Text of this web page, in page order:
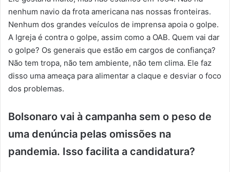
nenhum navio da frota americana nas nossas fronteiras.
Nenhum dos grandes veículos de imprensa apoia o golpe.
A Igreja é contra o golpe, assim como a OAB. Quem vai dar
o golpe? Os generais que estão em cargos de confiança?
Não tem tropa, não tem ambiente, não tem clima. Ele faz
disso uma ameaça para alimentar a claque e desviar o foco
dos problemas.
Bolsonaro vai à campanha sem o peso de
uma denúncia pelas omissões na
pandemia. Isso facilita a candidatura?